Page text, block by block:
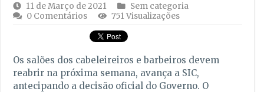
11 de Março de 2021
Sem categoria
0 Comentários
751 Visualizações
Os salões dos cabeleireiros e barbeiros devem
reabrir na próxima semana, avança a SIC,
antecipando a decisão oficial do Governo. O